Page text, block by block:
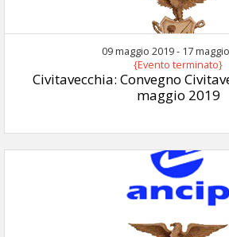
09 maggio 2019 - 17
{Evento terminato}
Civitavecchia: Convegno
maggio 2019